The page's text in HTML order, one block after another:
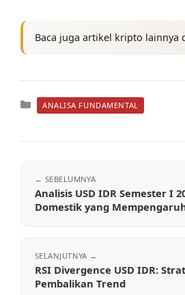
Baca juga artikel kripto lainnya
Kategori
ANALISA FUNDAMENTAL
Analisis USD IDR Semester I
Domestik yang
RSI Divergence USD IDR:
Pembalikan Trend